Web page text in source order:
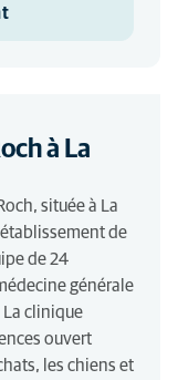
à La
située à La
de
de 24
générale
clinique
ouvert
les chiens et